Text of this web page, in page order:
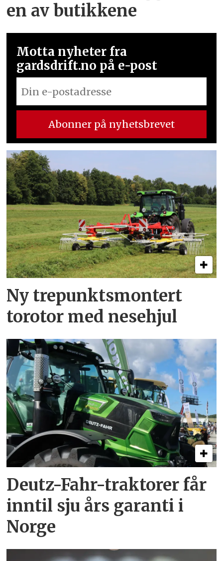
en av butikkene
Motta nyheter fra
gardsdrift.no på e-post
Ny trepunkts­montert
torotor med nesehjul
Deutz-Fahr-traktorer får
inntil sju års garanti i
Norge